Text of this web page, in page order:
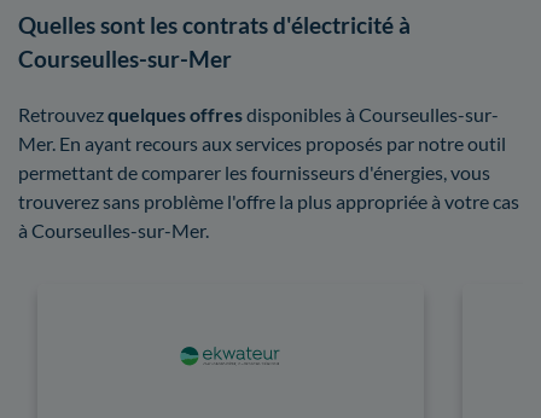
Quelles sont les contrats d'électricité à
Courseulles-sur-Mer
Retrouvezquelques offresdisponibles à Courseulles-sur-
Mer. En ayant recours aux services proposés par notre outil
permettant de comparer les fournisseurs d'énergies, vous
trouverez sans problème l'offre la plus appropriée à votre cas
à Courseulles-sur-Mer.